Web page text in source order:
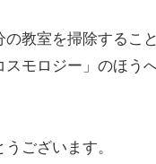
教室を掃除するこ
モロジー」のほう
ございます。